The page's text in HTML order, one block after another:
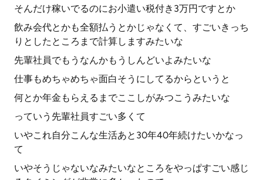
そんだけ稼いでるのにお小遣い税付き3万円ですとか
飲み会代とかも全額払うとかじゃなくて、すごいきっち
りとしたところまで計算しますみたいな
先輩社員でもうなんかもうしんどいよみたいな
仕事もめちゃめちゃ面白そうにしてるからというと
何とか年金もらえるまでここしがみつこうみたいな
っていう先輩社員すごい多くて
いやこれ自分こんな生活あと30年40年続けたいかなっ
て
いやそうじゃないなみたいなところをやっぱすごい感じ